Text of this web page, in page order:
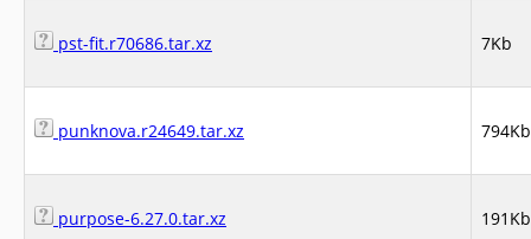
pst-fit.r70686.tar.xz 7Kb
punknova.r24649.tar.xz 794Kb
purpose-6.27.0.tar.xz 191Kb